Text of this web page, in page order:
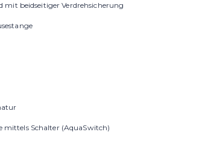
mit beidseitiger Verdrehsicherung
mittels Schalter (AquaSwitch)